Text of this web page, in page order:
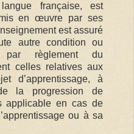
française, est
en œuvre par ses
est assuré
autre condition ou
par règlement du
celles relatives aux
d’apprentissage, à
la progression de
applicable en cas de
ou à sa